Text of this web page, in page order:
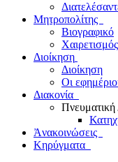
Μητροπολίτης
Βιογραφικό
Χαιρετισμός
Διοίκηση
Διοίκηση
Οι
Διακονία
Πνευματική
Ἀνακοινώσεις
Κηρύγματα